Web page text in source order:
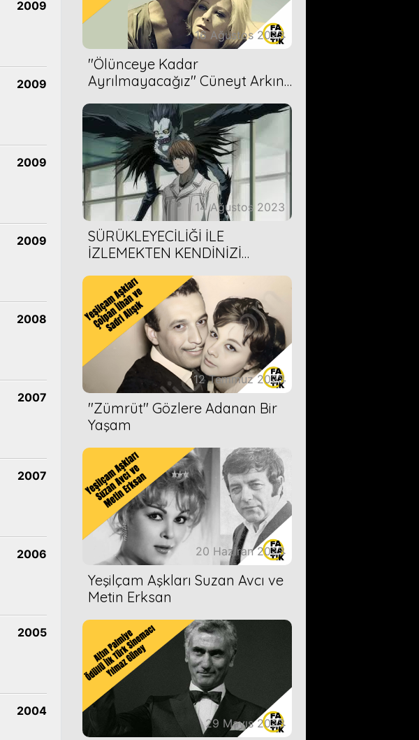
2009
2009
2009
2009
2008
2007
2007
2006
2005
2004
16 Ağustos 2023
''Ölünceye Kadar
Ayrılmayacağız'' Cüneyt Arkın-
14 Ağustos 2023
SÜRÜKLEYECİLİĞİ İLE
İZLEMEKTEN KENDİNİZİ
ÖNERİMİZ
12 Temmuz 2023
''Zümrüt'' Gözlere Adanan Bir
Yaşam
20 Haziran 2023
Yeşilçam Aşkları Suzan Avcı ve
Metin Erksan
29 Mayıs 2023